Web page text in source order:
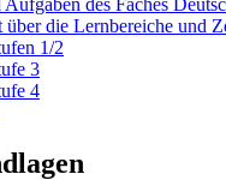
über die Lernbereiche und
1/2
3
4